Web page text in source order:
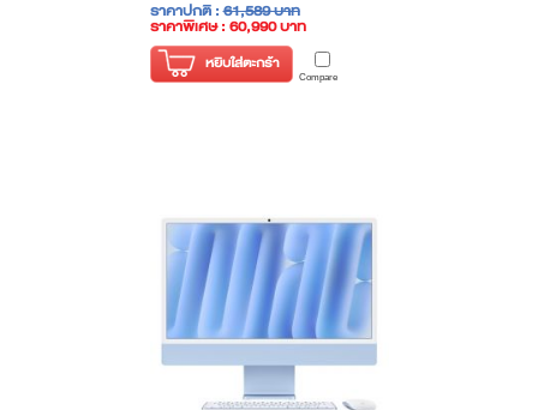
ราคาปกติ :61,589 บาท
ราคาพิเศษ : 60,990 บาท
( ราคาไม่รวมภาษี )
หยิบใส่ตะกร้า
Compare